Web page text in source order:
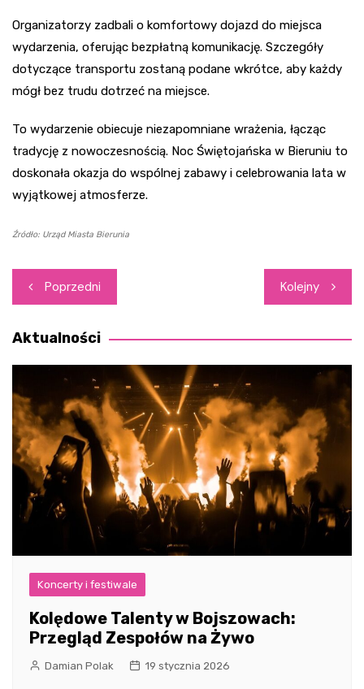
Organizatorzy zadbali o komfortowy dojazd do miejsca
wydarzenia, oferując bezpłatną komunikację. Szczegóły
dotyczące transportu zostaną podane wkrótce, aby każdy
mógł bez trudu dotrzeć na miejsce.
To wydarzenie obiecuje niezapomniane wrażenia, łącząc
tradycję z nowoczesnością. Noc Świętojańska w Bieruniu to
doskonała okazja do wspólnej zabawy i celebrowania lata w
wyjątkowej atmosferze.
Źródło: Urząd Miasta Bierunia
Nawigacja
wpisu
Poprzedni Kolejny
Aktualności
Koncerty i festiwale
Kolędowe Talenty w Bojszowach:
Przegląd Zespołów na Żywo
Damian Polak 19 stycznia 2026